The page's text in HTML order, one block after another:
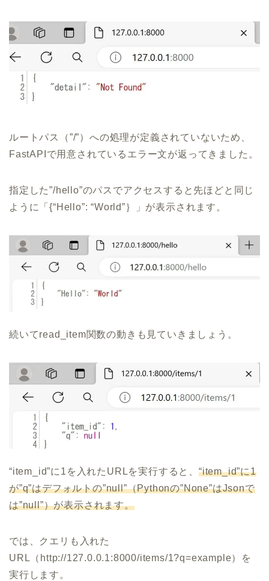
ルートパス（”/”）への処理が定義されていないため、
FastAPIで用意されているエラー文が返ってきました。
指定した”/hello”のパスでアクセスすると先ほどと同じ
ように「{“Hello”: “World”｝」が表示されます。
続いてread_item関数の動きも見ていきましょう。
“item_id”に1を入れたURLを実行すると、 “item_id”に1
が”q”はデフォルトの”null”（Pythonの”None”はJsonで
は”null”）が表示されます。
では、クエリも入れた
URL（http://127.0.0.1:8000/items/1?q=example）を
実行します。